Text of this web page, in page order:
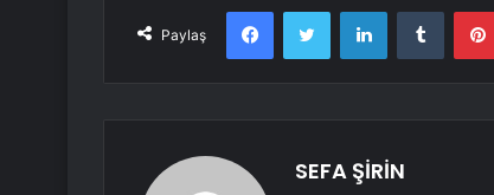
Paylaş
FacebookTwitter LinkedInTumblr
SEFA ŞİRİN